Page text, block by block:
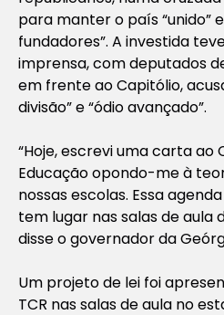
para manter o país “unido”
fundadores”. A investida
imprensa, com deputados
em frente ao Capitólio,
divisão” e “ódio avançado”.
“Hoje, escrevi uma carta ao
Educação opondo-me à
nossas escolas. Essa
tem lugar nas salas de aula
disse o governador da
Um projeto de lei foi
TCR nas salas de aula no